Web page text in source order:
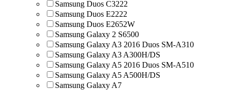
Samsung Duos C3222
Samsung Duos E2222
Samsung Duos E2652W
Samsung Galaxy 2 S6500
Samsung Galaxy A3 2016 Duos SM-A310
Samsung Galaxy A3 A300H/DS
Samsung Galaxy A5 2016 Duos SM-A510
Samsung Galaxy A5 A500H/DS
Samsung Galaxy A7